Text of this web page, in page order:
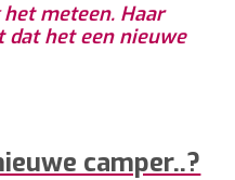
meteen. Haar
het een nieuwe
camper..?